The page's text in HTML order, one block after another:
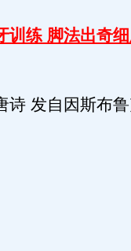
训练 脚法出奇
发自因斯布鲁